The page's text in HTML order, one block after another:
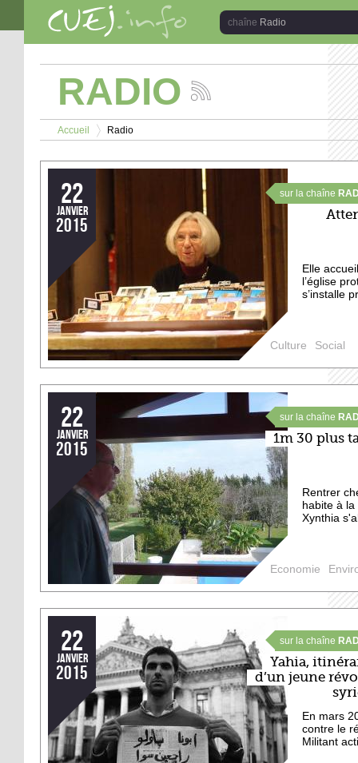
Aller au contenu principal
Radio
RADIO
les
de
chaîne
Radio
Vous êtes ici
Accueil
>
Radio
22
janvier
2015
sur la chaîne
Elle
l’église
s’installe
Culture Social
22
janvier
2015
sur la chaîne
1m 30 plus
Rentrer
habite à
Xynthia
Economie
22
janvier
2015
sur la chaîne
Yahia,
d’un jeune
En mars
contre le
Militant